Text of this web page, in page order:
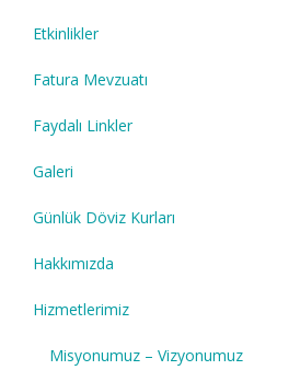
Etkinlikler
Fatura Mevzuatı
Faydalı Linkler
Galeri
Günlük Döviz Kurları
Hakkımızda
Hizmetlerimiz
Misyonumuz – Vizyonumuz